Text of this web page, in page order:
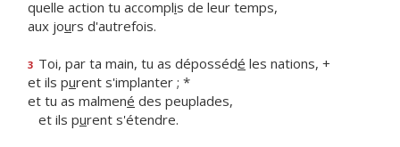
quelle action tu accomplis de leur temps,
aux jours d'autrefois.
3 Toi, par ta main, tu as dépossédé les nations, +
et ils purent s'implanter ; *
et tu as malmené des peuplades,
et ils purent s'étendre.